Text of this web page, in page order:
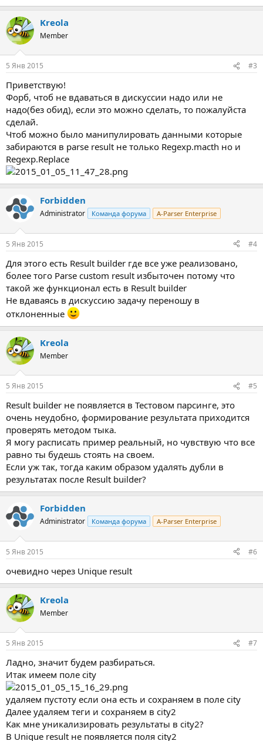
Kreola
Member
5 Янв 2015 #3
Приветствую!
Форб, чтоб не вдаваться в дискуссии надо или не
надо(без обид), если это можно сделать, то пожалуйста
сделай.
Чтоб можно было манипулировать данными которые
забираются в parse result не только Regexp.macth но и
Regexp.Replace
Forbidden
Administrator Команда форума A-Parser Enterprise
5 Янв 2015 #4
Для этого есть Result builder где все уже реализовано,
более того Parse custom result избыточен потому что
такой же функционал есть в Result builder
Не вдаваясь в дискуссию задачу переношу в
отклоненные
Kreola
Member
5 Янв 2015 #5
Result builder не появляется в Тестовом парсинге, это
очень неудобно, формирование результата приходится
проверять методом тыка.
Я могу расписать пример реальный, но чувствую что все
равно ты будешь стоять на своем.
Если уж так, тогда каким образом удалять дубли в
результатах после Result builder?
Forbidden
Administrator Команда форума A-Parser Enterprise
5 Янв 2015 #6
очевидно через Unique result
Kreola
Member
5 Янв 2015 #7
Ладно, значит будем разбираться.
Итак имеем поле city
удаляем пустоту если она есть и сохраняем в поле city
Далее удаляем теги и сохраняем в city2
Как мне уникализировать результаты в city2?
В Unique result не появляется поля city2